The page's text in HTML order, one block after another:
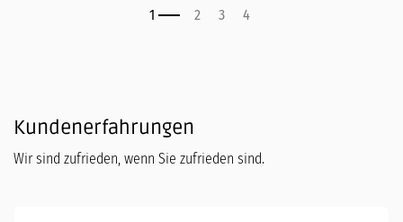
Kundenerfahrungen
Wir sind zufrieden, wenn Sie zufrieden sind.